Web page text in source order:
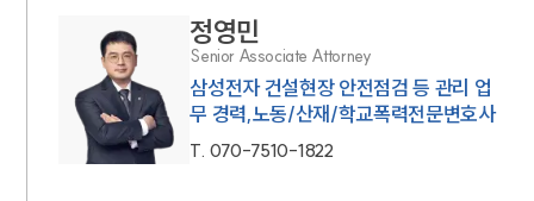
정영민
Senior Associate Attorney
삼성전자 건설현장 안전점검 등 관리 업
무 경력,노동/산재/학교폭력전문변호사
T. 070-7510-1822